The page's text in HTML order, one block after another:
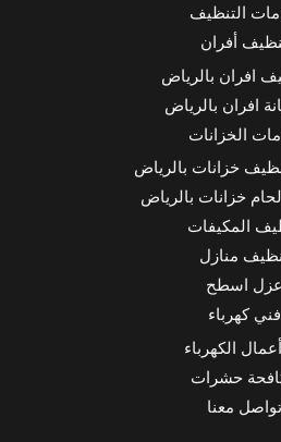
التنظيف
أفران
افران بالرياض
افران بالرياض
الخزانات
خزانات بالرياض
خزانات بالرياض
المكيفات
منازل
عزل اسطح
فني كهرباء
أعمال الكهرباء
حشرات
تواصل معنا